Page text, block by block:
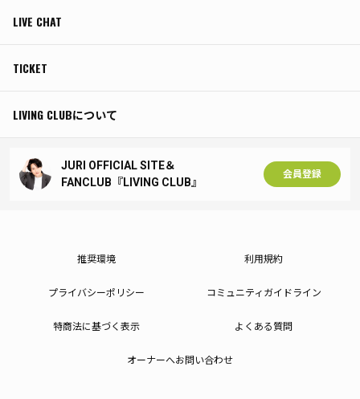
LIVE CHAT
TICKET
LIVING CLUBについて
JURI OFFICIAL SITE＆
FANCLUB『LIVING CLUB』
会員登録
推奨環境 利用規約
プライバシーポリシー コミュニティガイドライン
特商法に基づく表示 よくある質問
オーナーへお問い合わせ